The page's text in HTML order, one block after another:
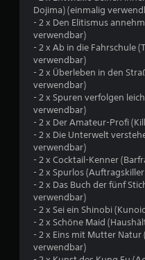
Dojima) (einmalig
- 2 x Den Elitismus
verwendbar)
- 2 x Ab in die Fahrschule
verwendbar)
- 2 x Überleben in den
verwendbar)
- 2 x Spuren verfolgen
verwendbar)
- 2 x Der Amateur-Profi
- 2 x Die Unterwelt
verwendbar)
- 2 x Cocktail-Kenner
- 2 x Spurlos
- 2 x Das Buch der fünf
verwendbar)
- 2 x Sei ein Shinobi
- 2 x Schöne Maid
- 2 x Eins mit Mutter Natur
verwendbar)